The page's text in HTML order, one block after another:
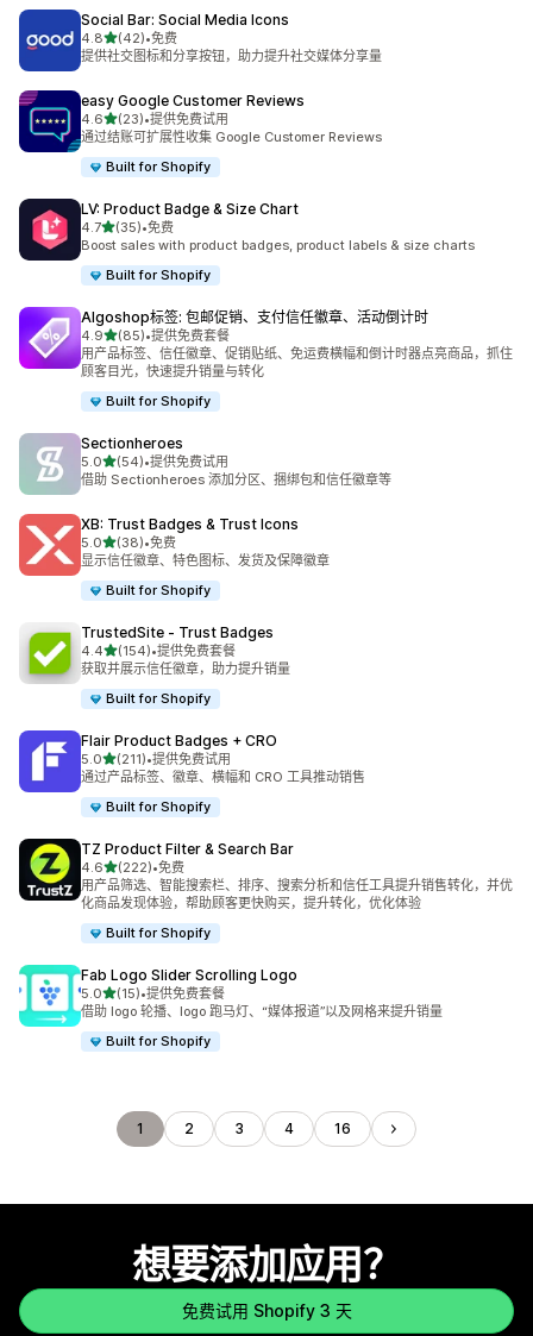
Social Bar: Social Media Icons
4.8星（满分 5 星）
(42)
总共 42 条评论
•免费
提供社交图标和分享按钮，助力提升社交媒体分享量
easy Google Customer Reviews
4.6星（满分 5 星）
(23)
总共 23 条评论
•提供免费试用
通过结账可扩展性收集 Google Customer Reviews
Built for Shopify
LV: Product Badge & Size Chart
4.7星（满分 5 星）
(35)
总共 35 条评论
•免费
Boost sales with product badges, product labels & size charts
Built for Shopify
Algoshop标签: 包邮促销、支付信任徽章、活动倒计时
4.9星（满分 5 星）
(85)
总共 85 条评论
•提供免费套餐
用产品标签、信任徽章、促销贴纸、免运费横幅和倒计时器点亮商品，抓住
顾客目光，快速提升销量与转化
Built for Shopify
Sectionheroes
5.0星（满分 5 星）
(54)
总共 54 条评论
•提供免费试用
借助 Sectionheroes 添加分区、捆绑包和信任徽章等
XB: Trust Badges & Trust Icons
5.0星（满分 5 星）
(38)
总共 38 条评论
•免费
显示信任徽章、特色图标、发货及保障徽章
Built for Shopify
TrustedSite ‑ Trust Badges
4.4星（满分 5 星）
(154)
总共 154 条评论
•提供免费套餐
获取并展示信任徽章，助力提升销量
Built for Shopify
Flair Product Badges + CRO
5.0星（满分 5 星）
(211)
总共 211 条评论
•提供免费试用
通过产品标签、徽章、横幅和 CRO 工具推动销售
Built for Shopify
TZ Product Filter & Search Bar
4.6星（满分 5 星）
(222)
总共 222 条评论
•免费
用产品筛选、智能搜索栏、排序、搜索分析和信任工具提升销售转化，并优
化商品发现体验，帮助顾客更快购买，提升转化，优化体验
Built for Shopify
Fab Logo Slider Scrolling Logo
5.0星（满分 5 星）
(15)
总共 15 条评论
•提供免费套餐
借助 logo 轮播、logo 跑马灯、“媒体报道”以及网格来提升销量
Built for Shopify
1 2 3 4 16
想要添加应用？
免费试用 Shopify 3 天